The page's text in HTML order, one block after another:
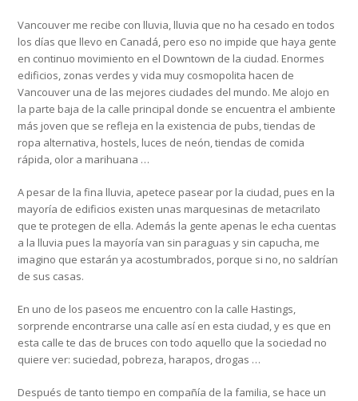
Vancouver me recibe con lluvia, lluvia que no ha cesado en todos
los días que llevo en Canadá, pero eso no impide que haya gente
en continuo movimiento en el Downtown de la ciudad. Enormes
edificios, zonas verdes y vida muy cosmopolita hacen de
Vancouver una de las mejores ciudades del mundo. Me alojo en
la parte baja de la calle principal donde se encuentra el ambiente
más joven que se refleja en la existencia de pubs, tiendas de
ropa alternativa, hostels, luces de neón, tiendas de comida
rápida, olor a marihuana …
A pesar de la fina lluvia, apetece pasear por la ciudad, pues en la
mayoría de edificios existen unas marquesinas de metacrilato
que te protegen de ella. Además la gente apenas le echa cuentas
a la lluvia pues la mayoría van sin paraguas y sin capucha, me
imagino que estarán ya acostumbrados, porque si no, no saldrían
de sus casas.
En uno de los paseos me encuentro con la calle Hastings,
sorprende encontrarse una calle así en esta ciudad, y es que en
esta calle te das de bruces con todo aquello que la sociedad no
quiere ver: suciedad, pobreza, harapos, drogas …
Después de tanto tiempo en compañía de la familia, se hace un